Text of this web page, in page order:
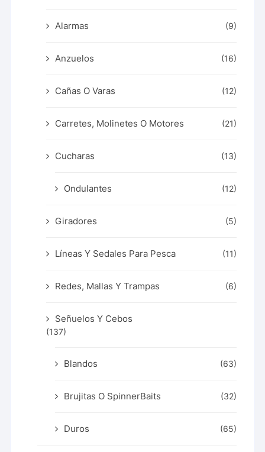
Alarmas (9)
Anzuelos (16)
Cañas O Varas (12)
Carretes, Molinetes O Motores (21)
Cucharas (13)
Ondulantes (12)
Giradores (5)
Líneas Y Sedales Para Pesca (11)
Redes, Mallas Y Trampas (6)
Señuelos Y Cebos
(137)
Blandos (63)
Brujitas O SpinnerBaits (32)
Duros (65)